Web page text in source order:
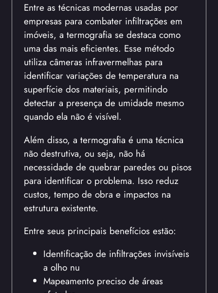
Entre as técnicas modernas usadas por
empresas para combater infiltrações em
imóveis, a termografia se destaca como
uma das mais eficientes. Esse método
utiliza câmeras infravermelhas para
identificar variações de temperatura na
superfície dos materiais, permitindo
detectar a presença de umidade mesmo
quando ela não é visível.
Além disso, a termografia é uma técnica
não destrutiva, ou seja, não há
necessidade de quebrar paredes ou pisos
para identificar o problema. Isso reduz
custos, tempo de obra e impactos na
estrutura existente.
Entre seus principais benefícios estão:
Identificação de infiltrações invisíveis
a olho nu
Mapeamento preciso de áreas